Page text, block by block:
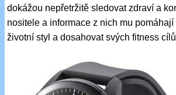
dokážou nepřetržitě sledovat zdraví a
nositele a informace z nich mu
životní styl a dosahovat svých fitness